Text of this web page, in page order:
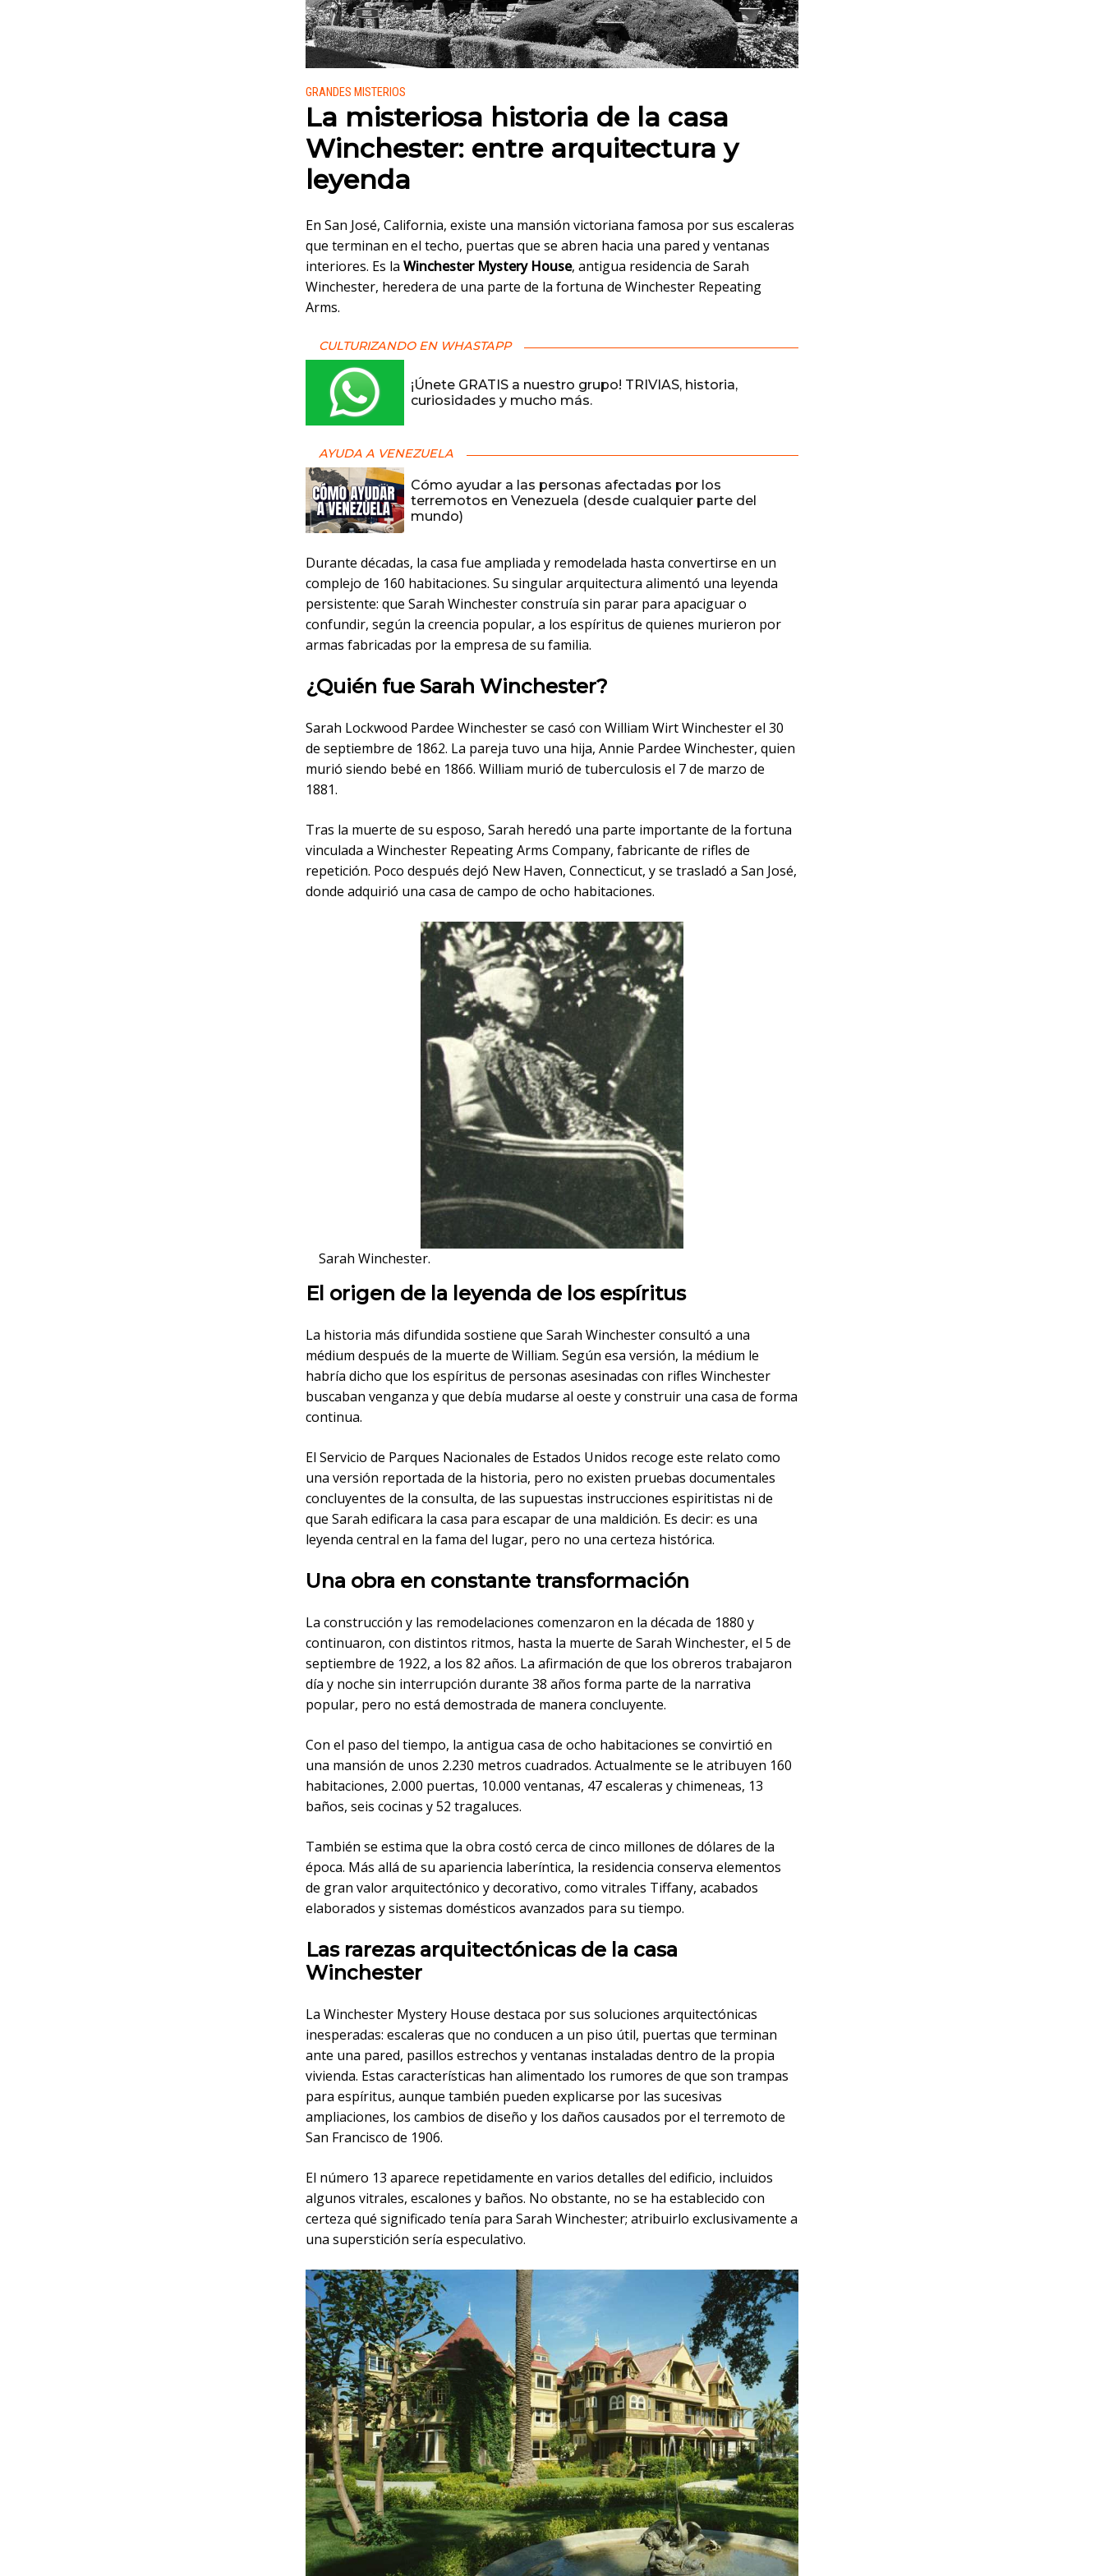
Publicado en:
GRANDES MISTERIOS
La misteriosa historia de la casa
Winchester: entre arquitectura y
leyenda
En San José, California, existe una mansión victoriana famosa por sus escaleras
que terminan en el techo, puertas que se abren hacia una pared y ventanas
interiores. Es la Winchester Mystery House, antigua residencia de Sarah
Winchester, heredera de una parte de la fortuna de Winchester Repeating
Arms.
CULTURIZANDO EN WHASTAPP
¡Únete GRATIS a nuestro grupo! TRIVIAS, historia,
curiosidades y mucho más.
AYUDA A VENEZUELA
Cómo ayudar a las personas afectadas por los
terremotos en Venezuela (desde cualquier parte del
mundo)
Durante décadas, la casa fue ampliada y remodelada hasta convertirse en un
complejo de 160 habitaciones. Su singular arquitectura alimentó una leyenda
persistente: que Sarah Winchester construía sin parar para apaciguar o
confundir, según la creencia popular, a los espíritus de quienes murieron por
armas fabricadas por la empresa de su familia.
¿Quién fue Sarah Winchester?
Sarah Lockwood Pardee Winchester se casó con William Wirt Winchester el 30
de septiembre de 1862. La pareja tuvo una hija, Annie Pardee Winchester, quien
murió siendo bebé en 1866. William murió de tuberculosis el 7 de marzo de
1881.
Tras la muerte de su esposo, Sarah heredó una parte importante de la fortuna
vinculada a Winchester Repeating Arms Company, fabricante de rifles de
repetición. Poco después dejó New Haven, Connecticut, y se trasladó a San José,
donde adquirió una casa de campo de ocho habitaciones.
Sarah Winchester.
El origen de la leyenda de los espíritus
La historia más difundida sostiene que Sarah Winchester consultó a una
médium después de la muerte de William. Según esa versión, la médium le
habría dicho que los espíritus de personas asesinadas con rifles Winchester
buscaban venganza y que debía mudarse al oeste y construir una casa de forma
continua.
El Servicio de Parques Nacionales de Estados Unidos recoge este relato como
una versión reportada de la historia, pero no existen pruebas documentales
concluyentes de la consulta, de las supuestas instrucciones espiritistas ni de
que Sarah edificara la casa para escapar de una maldición. Es decir: es una
leyenda central en la fama del lugar, pero no una certeza histórica.
Una obra en constante transformación
La construcción y las remodelaciones comenzaron en la década de 1880 y
continuaron, con distintos ritmos, hasta la muerte de Sarah Winchester, el 5 de
septiembre de 1922, a los 82 años. La afirmación de que los obreros trabajaron
día y noche sin interrupción durante 38 años forma parte de la narrativa
popular, pero no está demostrada de manera concluyente.
Con el paso del tiempo, la antigua casa de ocho habitaciones se convirtió en
una mansión de unos 2.230 metros cuadrados. Actualmente se le atribuyen 160
habitaciones, 2.000 puertas, 10.000 ventanas, 47 escaleras y chimeneas, 13
baños, seis cocinas y 52 tragaluces.
También se estima que la obra costó cerca de cinco millones de dólares de la
época. Más allá de su apariencia laberíntica, la residencia conserva elementos
de gran valor arquitectónico y decorativo, como vitrales Tiffany, acabados
elaborados y sistemas domésticos avanzados para su tiempo.
Las rarezas arquitectónicas de la casa
Winchester
La Winchester Mystery House destaca por sus soluciones arquitectónicas
inesperadas: escaleras que no conducen a un piso útil, puertas que terminan
ante una pared, pasillos estrechos y ventanas instaladas dentro de la propia
vivienda. Estas características han alimentado los rumores de que son trampas
para espíritus, aunque también pueden explicarse por las sucesivas
ampliaciones, los cambios de diseño y los daños causados por el terremoto de
San Francisco de 1906.
El número 13 aparece repetidamente en varios detalles del edificio, incluidos
algunos vitrales, escalones y baños. No obstante, no se ha establecido con
certeza qué significado tenía para Sarah Winchester; atribuirlo exclusivamente a
una superstición sería especulativo.